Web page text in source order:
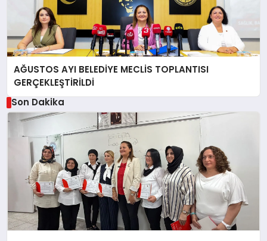
AĞUSTOS AYI BELEDİYE MECLİS TOPLANTISI
GERÇEKLEŞTİRİLDİ
Son Dakika